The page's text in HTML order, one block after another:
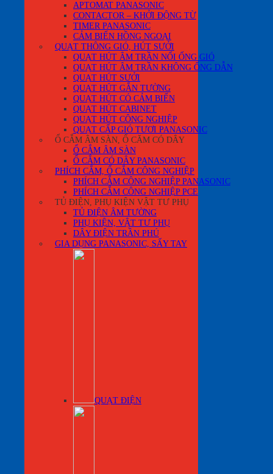
APTOMAT PANASONIC
CONTACTOR – KHỞI ĐỘNG TỪ
TIMER PANASONIC
CẢM BIẾN HỒNG NGOẠI
QUẠT THÔNG GIÓ, HÚT SƯỞI
QUẠT HÚT ÂM TRẦN NỐI ỐNG GIÓ
QUẠT HÚT ÂM TRẦN KHÔNG ỐNG DẪN
QUẠT HÚT SƯỞI
QUẠT HÚT GẮN TƯỜNG
QUẠT HÚT CÓ CẢM BIẾN
QUẠT HÚT CABINET
QUẠT HÚT CÔNG NGHIỆP
QUẠT CẤP GIÓ TƯƠI PANASONIC
Ổ CẮM ÂM SÀN, Ổ CĂM CÓ DÂY
Ổ CẮM ÂM SÀN
Ổ CẮM CÓ DÂY PANASONIC
PHÍCH CẮM, Ổ CẮM CÔNG NGHIỆP
PHÍCH CẮM CÔNG NGHIỆP PANASONIC
PHÍCH CẮM CÔNG NGHIỆP PCE
TỦ ĐIỆN, PHỤ KIỆN VẬT TƯ PHỤ
TỦ ĐIỆN ÂM TƯỜNG
PHỤ KIỆN, VẬT TƯ PHỤ
DÂY ĐIỆN TRẦN PHÚ
GIA DỤNG PANASONIC, SẤY TAY
QUẠT ĐIỆN